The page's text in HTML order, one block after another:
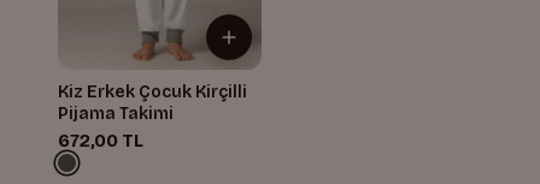
Kiz Erkek Çocuk Kirçilli
Pijama Takimi
672,00 TL